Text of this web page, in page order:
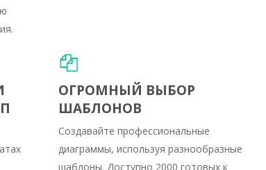
ОГРОМНЫЙ ВЫБОР
ШАБЛОНОВ
Создавайте профессиональные
диаграммы, используя разнообразные
шаблоны. Доступно 2000 готовых к